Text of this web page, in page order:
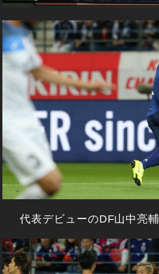
代表デビューのDF山中亮輔